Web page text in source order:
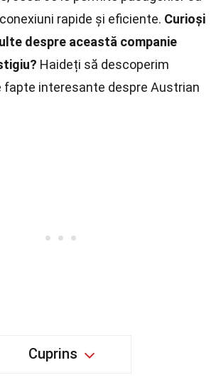
rapide și eficiente. Curioși
despre această companie
Haideți să descoperim
fapte interesante despre Austrian
Cuprins